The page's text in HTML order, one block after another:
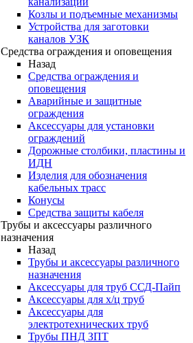
Козлы и подъемные механизмы
Устройства для заготовки
каналов УЗК
Средства ограждения и оповещения
Назад
Средства ограждения и
оповещения
Аварийные и защитные
ограждения
Аксессуары для установки
ограждений
Дорожные столбики, пластины и
ИДН
Изделия для обозначения
кабельных трасс
Конусы
Средства защиты кабеля
Трубы и аксессуары различного
назначения
Назад
Трубы и аксессуары различного
назначения
Аксессуары для труб ССД-Пайп
Аксессуары для х/ц труб
Аксессуары для
электротехнических труб
Трубы ПНД ЗПТ